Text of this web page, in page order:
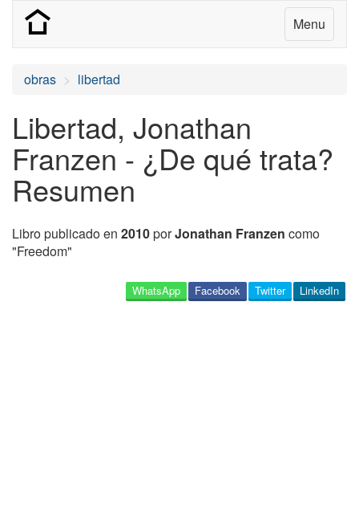
Menu
obras libertad
Libertad, Jonathan
Franzen - ¿De qué trata?
Resumen
Libro publicado en 2010porJonathan Franzen como
"Freedom"
LinkedIn
Twitter
Facebook
WhatsApp